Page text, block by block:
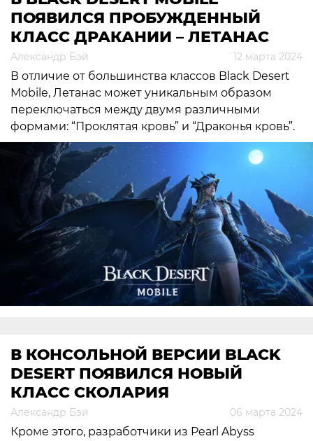
ПОЯВИЛСЯ ПРОБУЖДЕННЫЙ
КЛАСС ДРАКАНИИ – ЛЕТАНАС
Александр Бэй 12 марта 2024
В отличие от большинства классов Black Desert
Mobile, Летанас может уникальным образом
переключаться между двумя различными
формами: “Проклятая кровь” и “Драконья кровь”.
В КОНСОЛЬНОЙ ВЕРСИИ BLACK
DESERT ПОЯВИЛСЯ НОВЫЙ
КЛАСС СКОЛАРИЯ
Александр Бэй 06 марта 2024
Кроме этого, разработчики из Pearl Abyss